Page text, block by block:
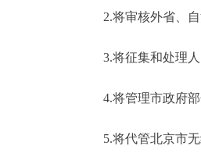
北京概况
ENGLISH
2.将审核外省、自
3.将征集和处理人
4.将管理市政府部
5.将代管北京市无